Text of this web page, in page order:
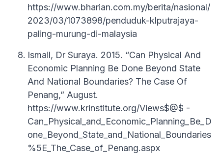
https://www.bharian.com.my/berita/nasional/
2023/03/1073898/penduduk-klputrajaya-
paling-murung-di-malaysia
Ismail, Dr Suraya. 2015. “Can Physical And
Economic Planning Be Done Beyond State
And National Boundaries? The Case Of
Penang,” August.
https://www.krinstitute.org/Views$@$ -
Can_Physical_and_Economic_Planning_Be_D
one_Beyond_State_and_National_Boundaries
%5E_The_Case_of_Penang.aspx